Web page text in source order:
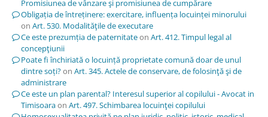
Promisiunea de vânzare şi promisiunea de cumpărare
Obligația de întreținere: exercitare, influența locuinței minorului
on Art. 530. Modalităţile de executare
Ce este prezumția de paternitateon Art. 412. Timpul legal al
concepţiunii
Poate fi închiriată o locuință proprietate comună doar de unul
dintre soți?on Art. 345. Actele de conservare, de folosinţă şi de
administrare
Ce este un plan parental? Interesul superior al copilului - Avocat in
Timisoaraon Art. 497. Schimbarea locuinţei copilului